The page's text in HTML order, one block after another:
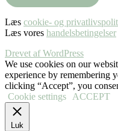
Læs cookie- og
Læs vores handelsbetingelser
Drevet af WordPress
We use cookies on our
experience by remembering
clicking “Accept”, you
Cookie settings ACCEPT
Luk